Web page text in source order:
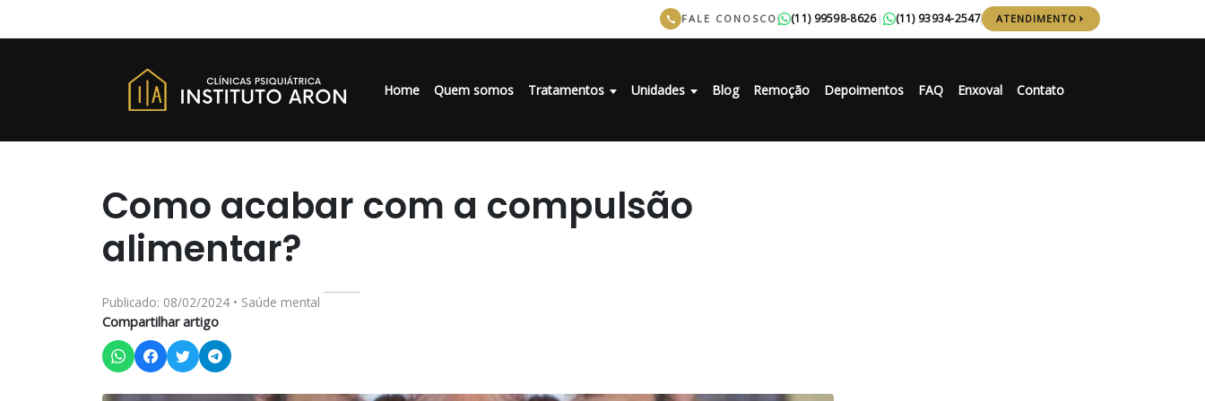
FALE CONOSCO (11) 99598-8626| (11) 93934-2547 ATENDIMENTO
Home Quem somos Tratamentos Unidades Blog Remoção Depoimentos FAQ Enxoval Contato
Como acabar com a compulsão
alimentar?
Publicado: 08/02/2024 • Saúde mental
Compartilhar artigo